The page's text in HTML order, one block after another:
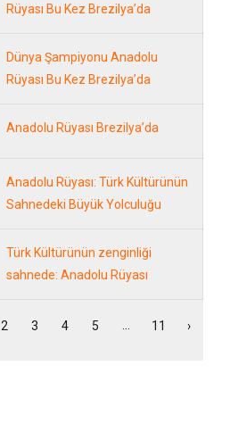
Rüyası Bu Kez Brezilya’da
Dünya Şampiyonu Anadolu
Rüyası Bu Kez Brezilya’da
Anadolu Rüyası Brezilya’da
Anadolu Rüyası: Türk Kültürünün
Sahnedeki Büyük Yolculuğu
Türk Kültürünün zenginliği
sahnede: Anadolu Rüyası
2 3 4 5 … 11 ›